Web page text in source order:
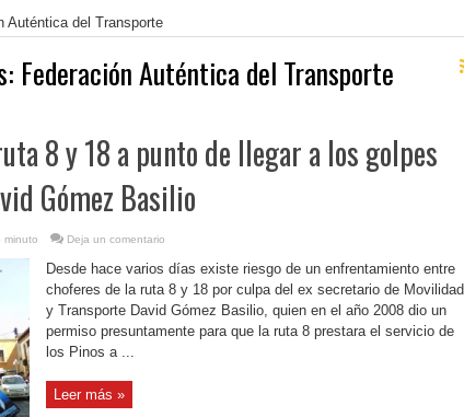
Auténtica del Transporte
Federación Auténtica del Transporte
8 y 18 a punto de llegar a los golpes
Gómez Basilio
minuto Deja un comentario
Desde hace varios días existe riesgo de un enfrentamiento entre
choferes de la ruta 8 y 18 por culpa del ex secretario de Movilidad
y Transporte David Gómez Basilio, quien en el año 2008 dio un
permiso presuntamente para que la ruta 8 prestara el servicio de
los Pinos a ...
Leer más »